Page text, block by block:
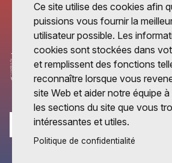
Ce site utilise des cookies afin
puissions vous fournir la
utilisateur possible. Les
cookies sont stockées dans
et remplissent des fonctions
reconnaître lorsque vous
site Web et aider notre équipe
les sections du site que vous
intéressantes et utiles.
Politique de confidentialité